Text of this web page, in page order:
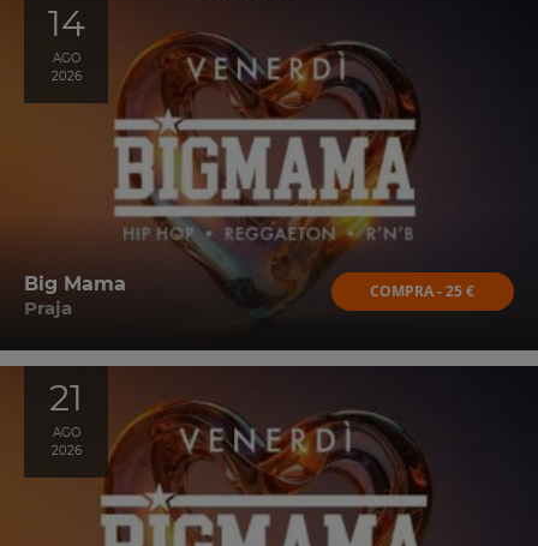
14
AGO
2026
Big Mama
Praja
COMPRA - 25 €
21
AGO
2026